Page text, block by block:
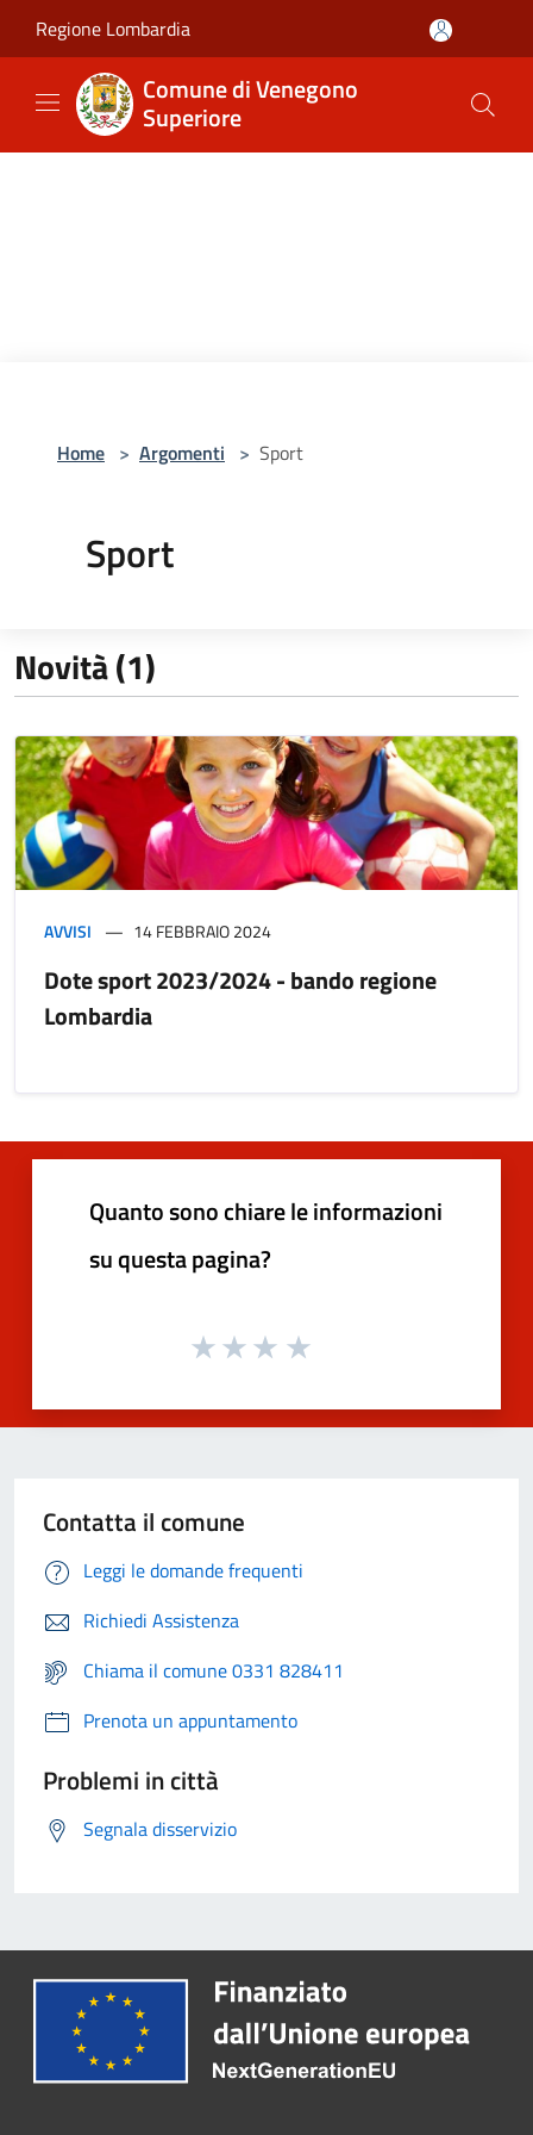
Regione Lombardia
Comune di Venegono
Superiore
Home > Argomenti > Sport
Sport
Novità (1)
AVVISI 14 FEBBRAIO 2024
Dote sport 2023/2024 - bando regione
Lombardia
Quanto sono chiare le informazioni
su questa pagina?
Contatta il comune
Leggi le domande frequenti
Richiedi Assistenza
Chiama il comune 0331 828411
Prenota un appuntamento
Problemi in città
Segnala disservizio